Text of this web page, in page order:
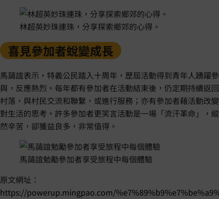
林超英妙珠連珠，分享探索鄉郊的心得。
喜見參加者蛻變成長
馬藹誼表示，特義公民踏入十周年，歷屆活動得到青年人踴躍參
與，反應熱烈。每年都有參加者在活動結束後，仍定期持續返回
村落，與村民交流和聯繫，或進行服務；亦有參加者藉活動改變
對生活的思考。許多參加者更笑言活動是一場「流汗革命」，縱
然辛苦，卻獲益良多，非常值得。
馬藹誼勉勵參加者享受旅程中每個體驗
原文網址：
https://powerup.mingpao.com/